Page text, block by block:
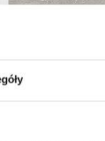
Grys